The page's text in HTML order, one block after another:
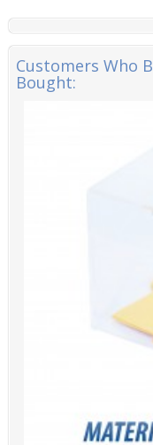
Customers Who
Bought: